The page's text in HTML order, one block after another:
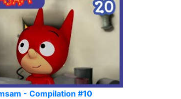
- Compilation #10